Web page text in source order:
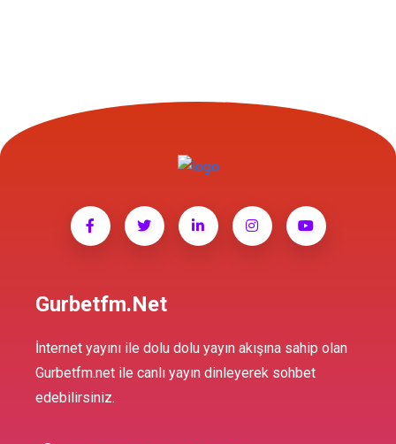
Gurbetfm.net
İnternet yayını ile dolu dolu yayın akışına sahip olan
Gurbetfm.net ile canlı yayın dinleyerek sohbet
edebilirsiniz.